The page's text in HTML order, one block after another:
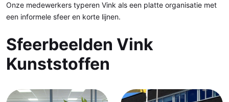
Onze medewerkers typeren Vink als een platte organisatie met
een informele sfeer en korte lijnen.
Sfeerbeelden Vink
Kunststoffen